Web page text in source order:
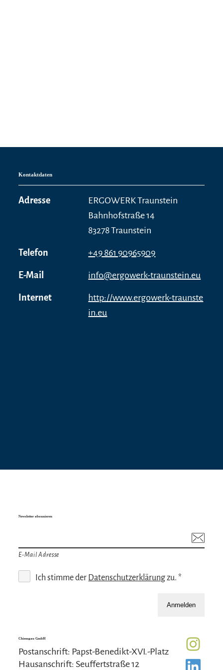
Kontaktdaten
Adresse
ERGOWERK Traunstein
Bahnhofstraße 14
83278 Traunstein
Telefon +49 861 90965909
E-Mail info@ergowerk-traunstein.eu
Internet
http://www.ergowerk-traunste
in.eu
Newsletter abonnieren
E-Mail Adresse
Ich stimme der Datenschutzerklärungzu. *
Anmelden
Chiemgau GmbH
Postanschrift: Papst-Benedikt-XVI.-Platz
Hausanschrift: Seuffertstraße 12